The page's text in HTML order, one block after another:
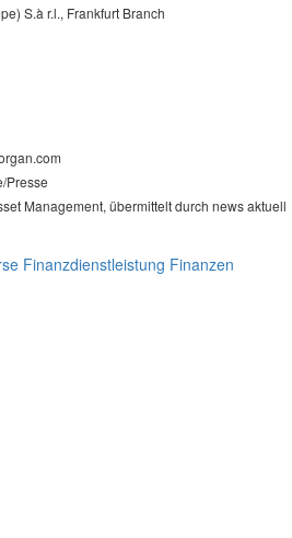
S.à r.l., Frankfurt Branch
Presse
Management, übermittelt durch news aktuell
Finanzdienstleistung Finanzen